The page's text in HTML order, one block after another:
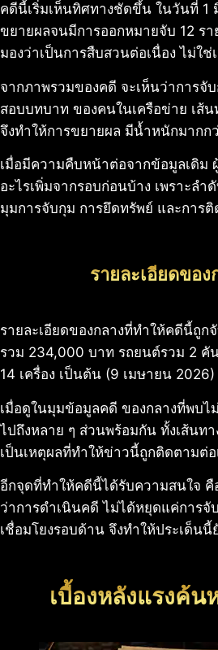
คดีนี้เริ่มเห็นทิศทางชัดขึ้น ในวันที่ 1
ขยายผลจนมีการออกหมายจับ 12 ร
มองว่าเป็นการสืบสวนต่อเนื่อง ไม่ใ
จากภาพรวมของคดี จะเห็นว่าการจั
สอบบทบาท ของคนในเครือข่าย เส้น
จึงทำให้การขยายผล มีน้ำหนักมากก
เมื่อมีความคืบหน้าต่อจากข้อมูลเดิม
อะไรเพิ่มจากรอบก่อนบ้าง เพราะล
มุมการจับกุม การยึดทรัพย์ และการติ
รายละเอียดขอ
รายละเอียดของกลางที่ทำให้คดีนี้ถู
รวม 234,000 บาท รถยนต์รวม 2
14 เครื่อง เป็นต้น (9 เมษายน 2026)
เมื่อดูในมุมข้อมูลคดี ของกลางที่พบ
ไปถึงหลาย ๆ ส่วนพร้อมกัน ทั้งเส้นท
เป็นเหตุผลที่ทำให้ข่าวนี้ถูกติดตามต่
อีกจุดที่ทำให้คดีนี้ได้รับความสนใจ
ว่าการดำเนินคดี ไม่ได้หยุดแค่การจั
เชื่อมโยงรอบด้าน จึงทำให้ประเด็น
เบื้องหลังแรงค้